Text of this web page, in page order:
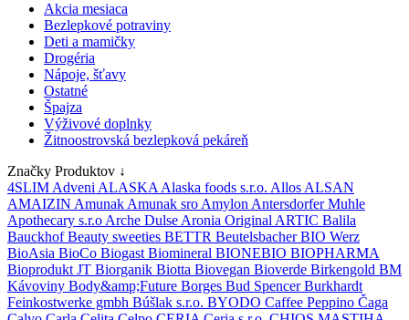
Akcia mesiaca
Bezlepkové potraviny
Deti a mamičky
Drogéria
Nápoje, šťavy
Ostatné
Špajza
Výživové doplnky
Žitnoostrovská bezlepková pekáreň
Značky Produktov ↓
4SLIM Adveni ALASKA Alaska foods s.r.o. Allos ALSAN
AMAIZIN Amunak Amunak sro Amylon Antersdorfer Muhle
Apothecary s.r.o Arche Dulse Aronia Original ARTIC Balila
BauckhofBeauty sweeties BETTR BeutelsbacherBIO Werz
BioAsia BioCo Biogast Biomineral BIONEBIO BIOPHARMA
Bioprodukt JT Biorganik Biotta Biovegan Bioverde Birkengold BM
Kávoviny Body&amp;Future Borges Bud SpencerBurkhardt
Feinkostwerke gmbh Búšlak s.r.o. BYODO Caffee Peppino Čaga